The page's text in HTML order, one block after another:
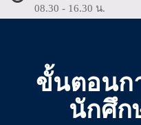
08.30 - 16.30 น.
ขั้นตอนก
นักศึก